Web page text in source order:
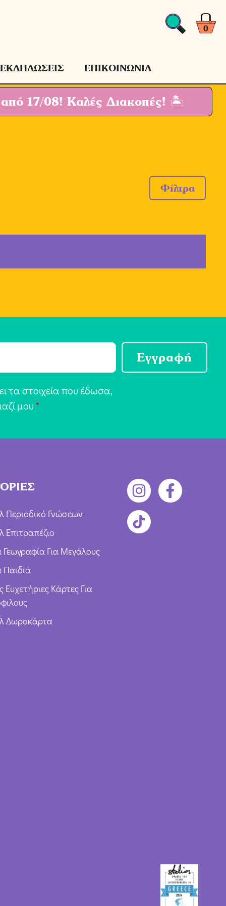
0
ΕΚΔΗΛΩΣΕΙΣ ΕΠΙΚΟΙΝΩΝΙΑ
από 17/08! Καλές Διακοπές! 🏝
Φίλτρα
τα στοιχεία που έδωσα,
μου *
Εγγραφή
Περιοδικό Γνώσεων
Επιτραπέζιο
Γεωγραφία Για Μεγάλους
Παιδιά
Ευχετήριες Κάρτες Για
Δωροκάρτα